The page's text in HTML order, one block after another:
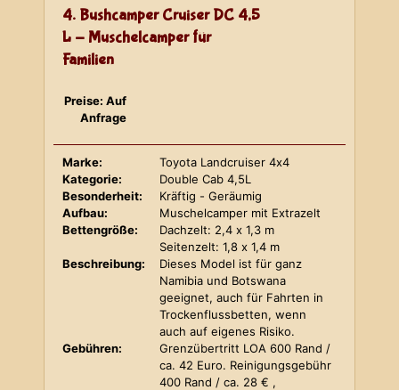
4. Bushcamper Cruiser DC 4,5
L - Muschelcamper für
Familien
Preise: Auf
Anfrage
Marke:
Toyota Landcruiser 4x4
Kategorie:
Double Cab 4,5L
Besonderheit:
Kräftig - Geräumig
Aufbau:
Muschelcamper mit Extrazelt
Bettengröße:
Dachzelt: 2,4 x 1,3 m
Seitenzelt: 1,8 x 1,4 m
Beschreibung:
Dieses Model ist für ganz
Namibia und Botswana
geeignet, auch für Fahrten in
Trockenflussbetten, wenn
auch auf eigenes Risiko.
Gebühren:
Grenzübertritt LOA 600 Rand /
ca. 42 Euro. Reinigungsgebühr
400 Rand / ca. 28 € ,